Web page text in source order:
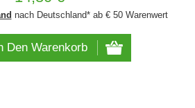
nach Deutschland* ab € 50 Warenwert
Den Warenkorb